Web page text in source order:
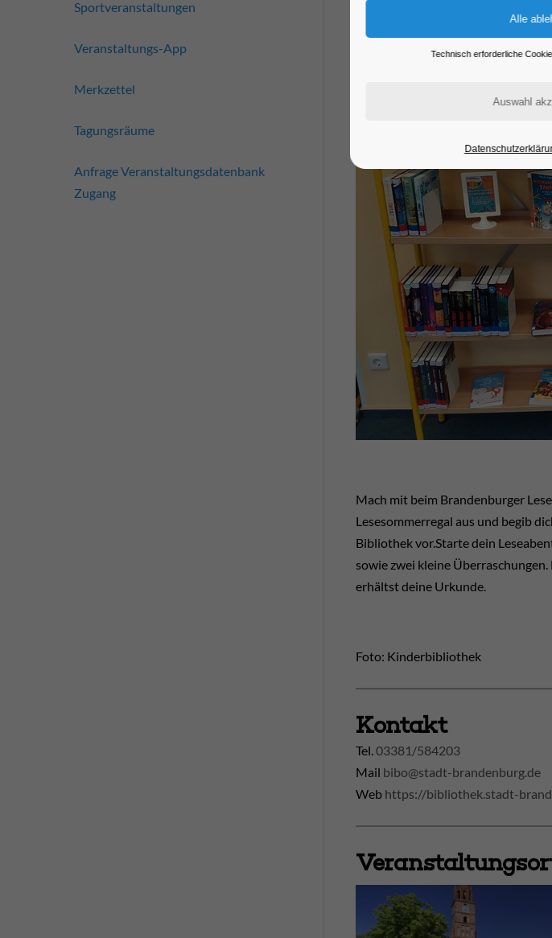
Mach mit beim Brandenburger
Lesesommerregal aus und begib
Bibliothek vor.Starte dein
sowie zwei kleine
erhältst deine Urkunde.
Foto: Kinderbibliothek
Kontakt
Tel. 03381/584203
Mail bibo@stadt-brandenburg.de
Web https://bibliothek.stadt-
Sportveranstaltungen
Veranstaltungs-App
Merkzettel
Tagungsräume
Anfrage Veranstaltungsdatenbank
Zugang
Technisch erforderliche